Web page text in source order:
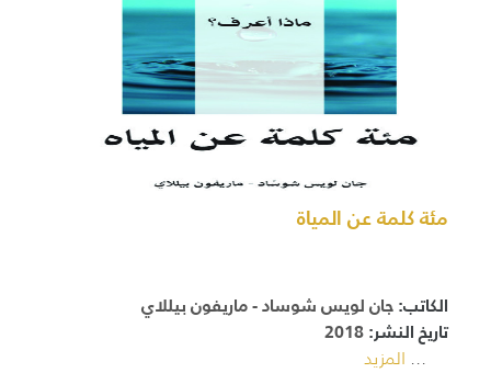
مئة كلمة عن المياة
الكاتب:جان لويس شوساد - ماريفون بيللاي
تاريخ النشر:2018
...المزيد